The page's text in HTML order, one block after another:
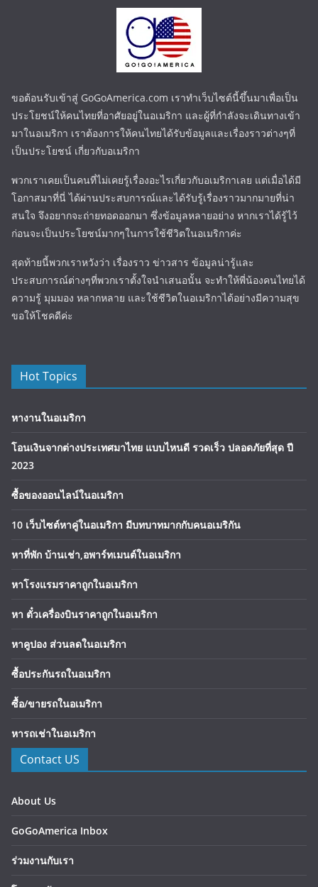
ขอต้อนรับเข้าสู่ GoGoAmerica.com เราทำเว็บไซต์นี้ขึ้นมาเพื่อเป็น
ประโยชน์ให้คนไทยที่อาศัยอยู่ในอเมริกา และผู้ที่กำลังจะเดินทางเข้า
มาในอเมริกา เราต้องการให้คนไทยได้รับข้อมูลและเรื่องราวต่างๆที่
เป็นประโยชน์ เกี่ยวกับอเมริกา
พวกเราเคยเป็นคนที่ไม่เคยรู้เรื่องอะไรเกี่ยวกับอเมริกาเลย แต่เมื่อได้มี
โอกาสมาที่นี่ ได้ผ่านประสบการณ์และได้รับรู้เรื่องราวมากมายที่น่า
สนใจ จึงอยากจะถ่ายทอดออกมา ซึ่งข้อมูลหลายอย่าง หากเราได้รู้ไว้
ก่อนจะเป็นประโยชน์มากๆในการใช้ชีวิตในอเมริกาค่ะ
สุดท้ายนี้พวกเราหวังว่า เรื่องราว ข่าวสาร ข้อมูลน่ารู้และ
ประสบการณ์ต่างๆที่พวกเราตั้งใจนำเสนอนั้น จะทำให้พี่น้องคนไทยได้
ความรู้ มุมมอง หลากหลาย และใช้ชีวิตในอเมริกาได้อย่างมีความสุข
ขอให้โชคดีค่ะ
Hot Topics
หางานในอเมริกา
โอนเงินจากต่างประเทศมาไทย แบบไหนดี รวดเร็ว ปลอดภัยที่สุด ปี
2023
ซื้อของออนไลน์ในอเมริกา
10 เว็บไซต์หาคู่ในอเมริกา มีบทบาทมากกับคนอเมริกัน
หาที่พัก บ้านเช่า,อพาร์ทเมนต์ในอเมริกา
หาโรงแรมราคาถูกในอเมริกา
หา ตั๋วเครื่องบินราคาถูกในอเมริกา
หาคูปอง ส่วนลดในอเมริกา
ซื้อประกันรถในอเมริกา
ซื้อ/ขายรถในอเมริกา
หารถเช่าในอเมริกา
Contact US
About Us
GoGoAmerica Inbox
ร่วมงานกับเรา